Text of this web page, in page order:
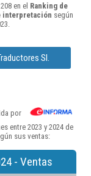
en el Ranking de
interpretación según
Sl.
por
entre 2023 y 2024 de
sus ventas:
- Ventas